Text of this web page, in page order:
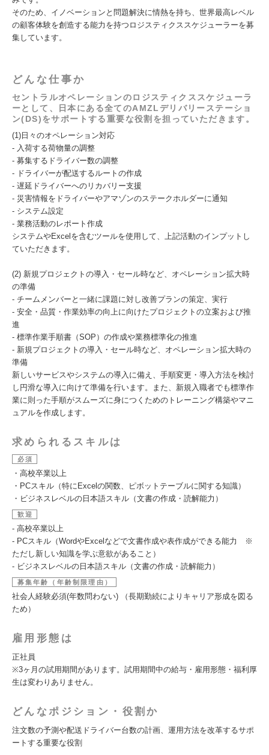
そのため、イノベーションと問題解決に情熱を持ち、世界最高レベル
の顧客体験を創造する能力を持つロジスティクススケジューラーを募
集しています。
どんな仕事か
セントラルオペレーションのロジスティクススケジューラ
ーとして、日本にある全てのAMZLデリバリーステーショ
ン(DS)をサポートする重要な役割を担っていただきます。
(1)日々のオペレーション対応
- 入荷する荷物量の調整
- 募集するドライバー数の調整
- ドライバーが配送するルートの作成
- 遅延ドライバーへのリカバリー支援
- 災害情報をドライバーやアマゾンのステークホルダーに通知
- システム設定
- 業務活動のレポート作成
システムやExcelを含むツールを使用して、上記活動のインプットし
ていただきます。
(2) 新規プロジェクトの導入・セール時など、オペレーション拡大時
の準備
- チームメンバーと一緒に課題に対し改善プランの策定、実行
- 安全・品質・作業効率の向上に向けたプロジェクトの立案および推
進
- 標準作業手順書（SOP）の作成や業務標準化の推進
- 新規プロジェクトの導入・セール時など、オペレーション拡大時の
準備
新しいサービスやシステムの導入に備え、手順変更・導入方法を検討
し円滑な導入に向けて準備を行います。また、新規入職者でも標準作
業に則った手順がスムーズに身につくためのトレーニング構築やマニ
ュアルを作成します。
求められるスキルは
必須
・高校卒業以上
・PCスキル（特にExcelの関数、ピボットテーブルに関する知識）
・ビジネスレベルの日本語スキル（文書の作成・読解能力）
歓迎
- 高校卒業以上
- PCスキル（WordやExcelなどで文書作成や表作成ができる能力 ※
ただし新しい知識を学ぶ意欲があること）
- ビジネスレベルの日本語スキル（文書の作成・読解能力）
募集年齢（年齢制限理由）
社会人経験必須(年数問わない) （長期勤続によりキャリア形成を図る
ため）
雇用形態は
正社員
※3ヶ月の試用期間があります。試用期間中の給与・雇用形態・福利厚
生は変わりありません。
どんなポジション・役割か
注文数の予測や配送ドライバー台数の計画、運用方法を改革するサポ
ートする重要な役割